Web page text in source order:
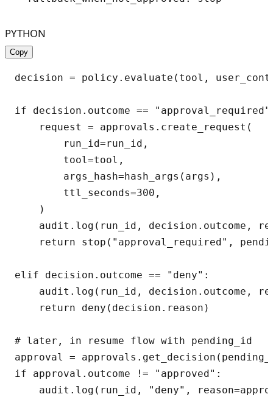
PYTHON
Copy
decision = policy.evaluate(tool,
if decision.outcome ==
    request = approvals.create_request(
        run_id=run_id,
        tool=tool,
        args_hash=hash_args(args),
        ttl_seconds=300,
    )
audit.log(run_id, decision.outcome,
return stop("approval_required",
elif decision.outcome == "deny":
audit.log(run_id, decision.outcome,
    return deny(decision.reason)
# later, in resume flow with pending_id
approval =
if approval.outcome != "approved":
audit.log(run_id, "deny",